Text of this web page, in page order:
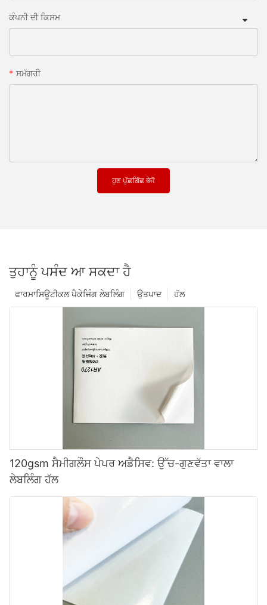
ਕੰਪਨੀ ਦੀ ਕਿਸਮ
ਸਮੱਗਰੀ
ਹੁਣ ਪੁੱਛਗਿੱਛ ਭੇਜੋ
ਤੁਹਾਨੂੰ ਪਸੰਦ ਆ ਸਕਦਾ ਹੈ
ਹੱਲ
ਉਤਪਾਦ
ਫਾਰਮਾਸਿਊਟੀਕਲ ਪੈਕੇਜਿੰਗ ਲੇਬਲਿੰਗ
120gsm ਸੈਮੀਗਲੌਸ ਪੇਪਰ ਅਡੈਸਿਵ: ਉੱਚ-ਗੁਣਵੱਤਾ ਵਾਲਾ
ਲੇਬਲਿੰਗ ਹੱਲ